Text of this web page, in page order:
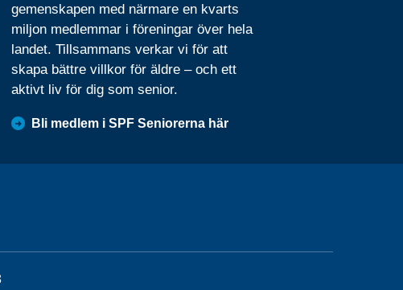
gemenskapen med närmare en kvarts
miljon medlemmar i föreningar över hela
landet. Tillsammans verkar vi för att
skapa bättre villkor för äldre – och ett
aktivt liv för dig som senior.
Bli medlem i SPF Seniorerna här